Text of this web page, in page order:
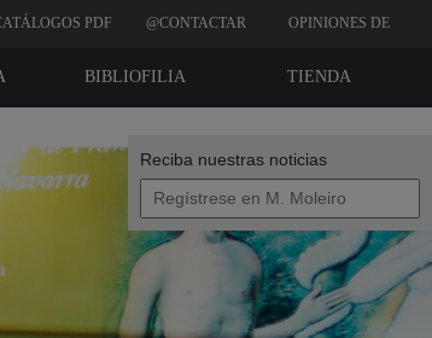
Reciba nuestras noticias
PDF @CONTACTAR OPINIONES DE
TIENDA
BIBLIOFILIA